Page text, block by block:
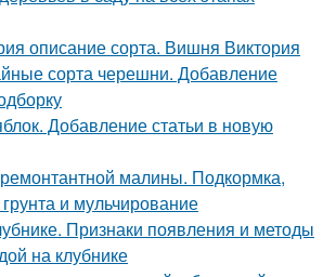
описание сорта. Вишня Виктория
сорта черешни. Добавление
Добавление статьи в новую
малины. Подкормка,
и мульчирование
Признаки появления и методы
на клубнике